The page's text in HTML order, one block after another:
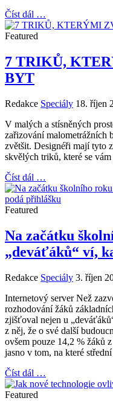
Číst dál …
Featured
7 TRIKŮ,
BYT
Redakce Speciály 18. říjen
V malých a stísněných
zařizování malometrážních
zvětšit. Designéři mají tyto
skvělých triků, které se
Číst dál …
Featured
Na začátku
„deváťáků“ ví,
Redakce Speciály 3. říjen
Internetový server Než
rozhodování žáků
zjišťoval nejen u
z něj, že o své další
ovšem pouze 14,2 % žáků
jasno v tom, na které
Číst dál …
Featured